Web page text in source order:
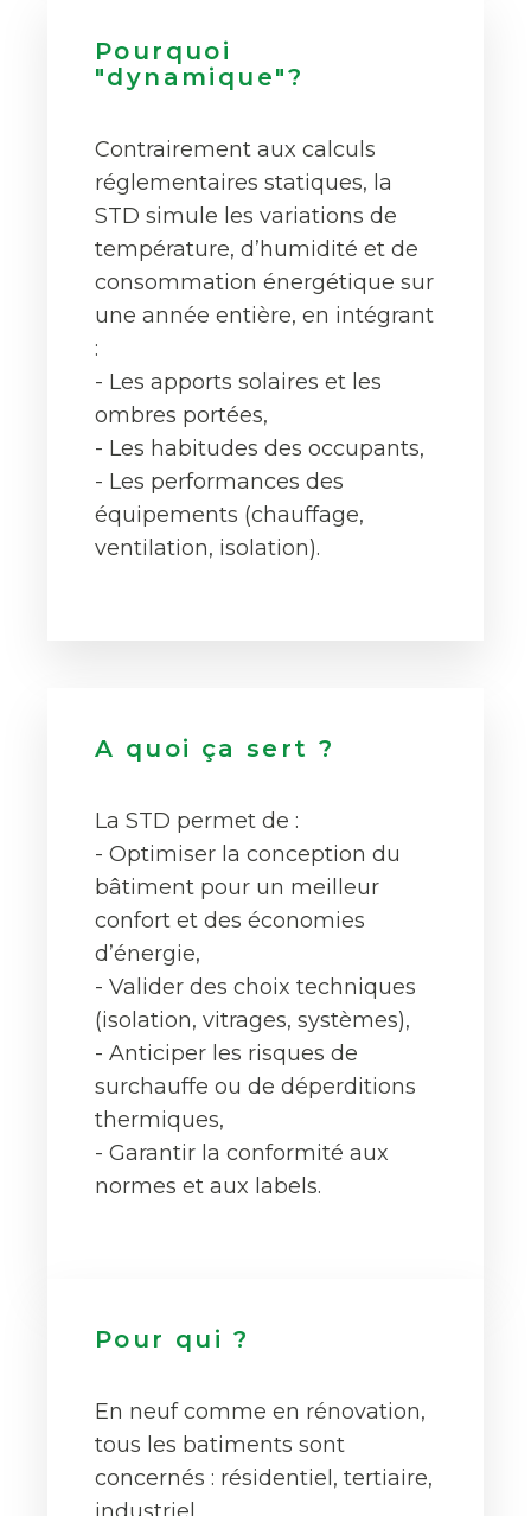
Pourquoi
"dynamique"?
Contrairement aux calculs
réglementaires statiques, la
STD simule les variations de
température, d’humidité et de
consommation énergétique sur
une année entière, en intégrant
:
- Les apports solaires et les
ombres portées,
- Les habitudes des occupants,
- Les performances des
équipements (chauffage,
ventilation, isolation).
A quoi ça sert ?
La STD permet de :
- Optimiser la conception du
bâtiment pour un meilleur
confort et des économies
d’énergie,
- Valider des choix techniques
(isolation, vitrages, systèmes),
- Anticiper les risques de
surchauffe ou de déperditions
thermiques,
- Garantir la conformité aux
normes et aux labels.
Pour qui ?
En neuf comme en rénovation,
tous les batiments sont
concernés : résidentiel, tertiaire,